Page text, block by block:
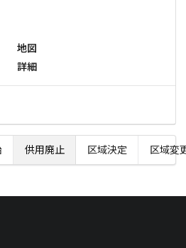
地図
詳細
供用廃止 区域決定 区域変